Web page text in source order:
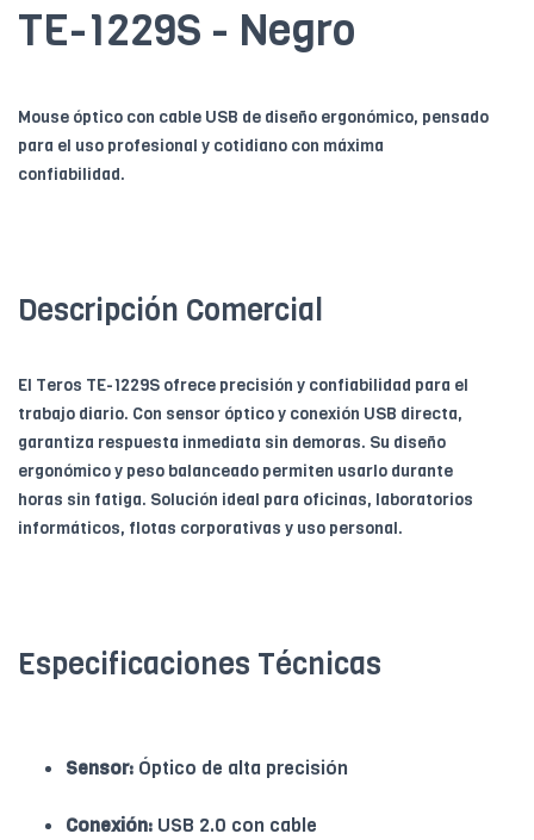
TE-1229S - Negro
Mouse óptico con cable USB de diseño ergonómico, pensado
para el uso profesional y cotidiano con máxima
confiabilidad.
Descripción Comercial
El Teros TE-1229S ofrece precisión y confiabilidad para el
trabajo diario. Con sensor óptico y conexión USB directa,
garantiza respuesta inmediata sin demoras. Su diseño
ergonómico y peso balanceado permiten usarlo durante
horas sin fatiga. Solución ideal para oficinas, laboratorios
informáticos, flotas corporativas y uso personal.
Especificaciones Técnicas
Sensor: Óptico de alta precisión
Conexión: USB 2.0 con cable